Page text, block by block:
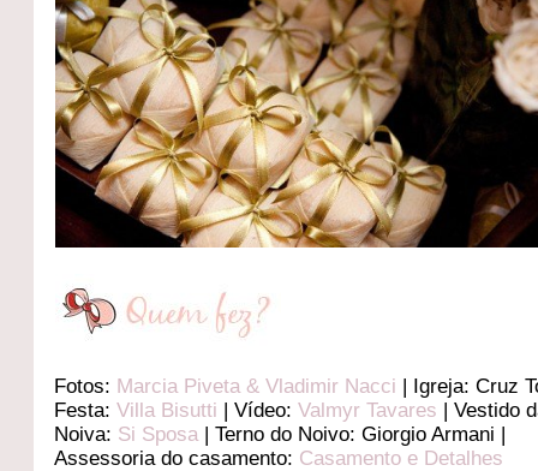
Fotos: Marcia Piveta & Vladimir Nacci | Igreja: Cruz
Festa:Villa Bisutti | Vídeo:Valmyr Tavares | Vestido
Noiva: Si Sposa | Terno do Noivo: Giorgio Armani |
Assessoria do casamento: Casamento e Detalhes